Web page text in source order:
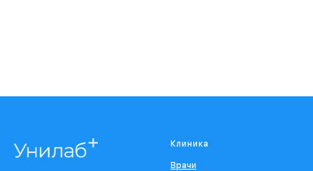
Клиника
Врачи